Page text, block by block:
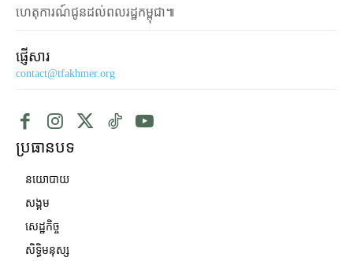
ហេតុការណ៍ជូនដល់ពលរដ្ឋកម្ពុជា៕
ផ្ញើសារ
contact@tfakhmer.org
ប្រធានបទ
នយោបាយ
សង្គម
សេដ្ឋកិច្ច
សិទ្ធិមនុស្ស